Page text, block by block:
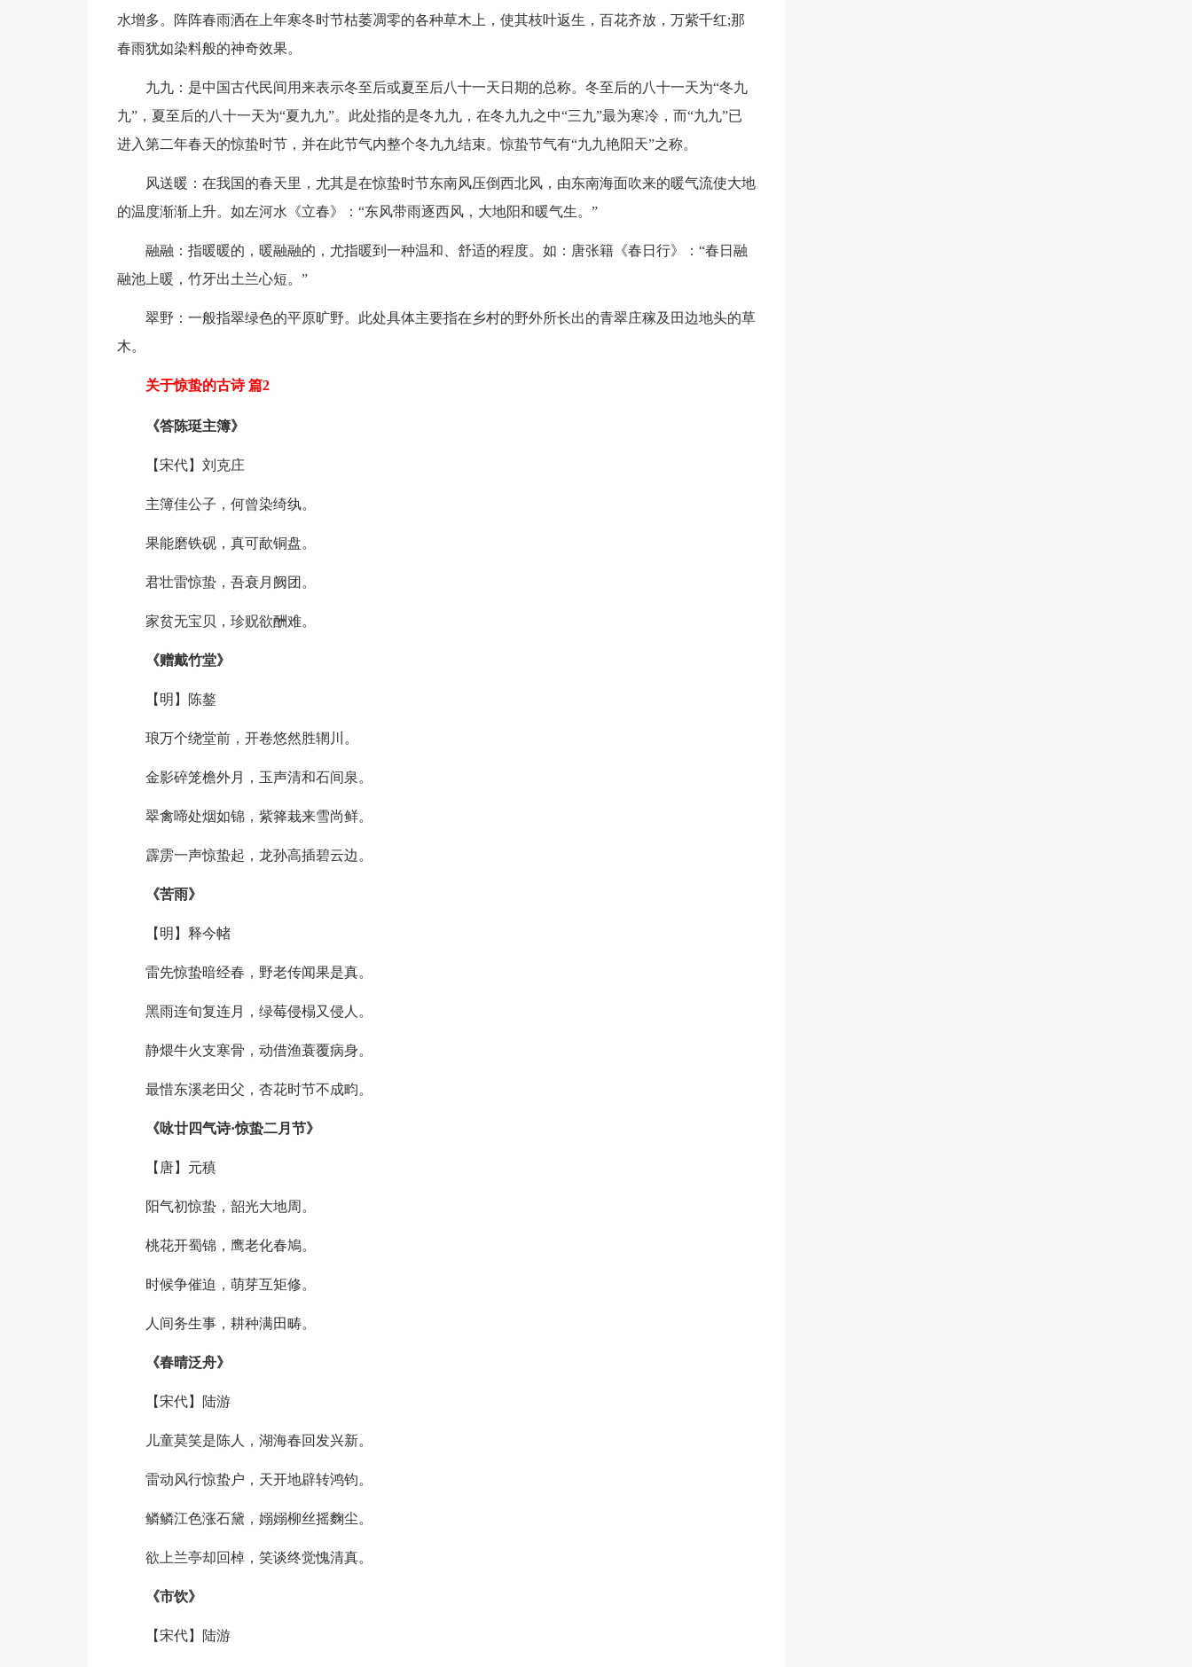
水增多。阵阵春雨洒在上年寒冬时节枯萎凋零的各种草木上，使其枝叶返生，百花齐放，万紫千红;那
春雨犹如染料般的神奇效果。
九九：是中国古代民间用来表示冬至后或夏至后八十一天日期的总称。冬至后的八十一天为“冬九
九”，夏至后的八十一天为“夏九九”。此处指的是冬九九，在冬九九之中“三九”最为寒冷，而“九九”已
进入第二年春天的惊蛰时节，并在此节气内整个冬九九结束。惊蛰节气有“九九艳阳天”之称。
风送暖：在我国的春天里，尤其是在惊蛰时节东南风压倒西北风，由东南海面吹来的暖气流使大地
的温度渐渐上升。如左河水《立春》：“东风带雨逐西风，大地阳和暖气生。”
融融：指暖暖的，暖融融的，尤指暖到一种温和、舒适的程度。如：唐张籍《春日行》：“春日融
融池上暖，竹牙出土兰心短。”
翠野：一般指翠绿色的平原旷野。此处具体主要指在乡村的野外所长出的青翠庄稼及田边地头的草
木。
关于惊蛰的古诗 篇2
《答陈珽主簿》
【宋代】刘克庄
主簿佳公子，何曾染绮纨。
果能磨铁砚，真可歃铜盘。
君壮雷惊蛰，吾衰月阙团。
家贫无宝贝，珍贶欲酬难。
《赠戴竹堂》
【明】陈鏊
琅万个绕堂前，开卷悠然胜辋川。
金影碎笼檐外月，玉声清和石间泉。
翠禽啼处烟如锦，紫箨栽来雪尚鲜。
霹雳一声惊蛰起，龙孙高插碧云边。
《苦雨》
【明】释今帾
雷先惊蛰暗经春，野老传闻果是真。
黑雨连旬复连月，绿莓侵榻又侵人。
静煨牛火支寒骨，动借渔蓑覆病身。
最惜东溪老田父，杏花时节不成畇。
《咏廿四气诗·惊蛰二月节》
【唐】元稹
阳气初惊蛰，韶光大地周。
桃花开蜀锦，鹰老化春鳩。
时候争催迫，萌芽互矩修。
人间务生事，耕种满田畴。
《春晴泛舟》
【宋代】陆游
儿童莫笑是陈人，湖海春回发兴新。
雷动风行惊蛰户，天开地辟转鸿钧。
鳞鳞江色涨石黛，嫋嫋柳丝摇麴尘。
欲上兰亭却回棹，笑谈终觉愧清真。
《市饮》
【宋代】陆游